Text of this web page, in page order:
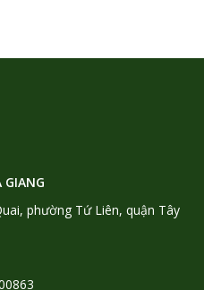
GIANG
phường Tứ Liên, quận Tây